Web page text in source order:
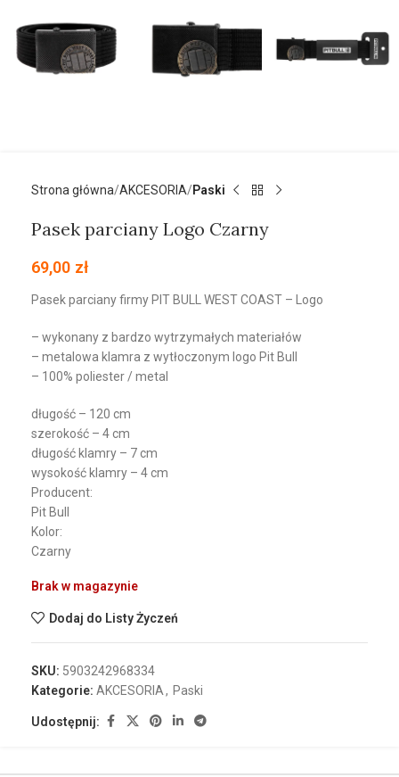
Strona główna AKCESORIA Paski
Pasek parciany Logo Czarny
69,00 zł
Pasek parciany firmy PIT BULL WEST COAST – Logo
– wykonany z bardzo wytrzymałych materiałów
– metalowa klamra z wytłoczonym logo Pit Bull
– 100% poliester / metal
długość – 120 cm
szerokość – 4 cm
długość klamry – 7 cm
wysokość klamry – 4 cm
Producent:
Pit Bull
Kolor:
Czarny
Brak w magazynie
Dodaj do Listy Życzeń
SKU: 5903242968334
Kategorie: AKCESORIA, Paski
Udostępnij: